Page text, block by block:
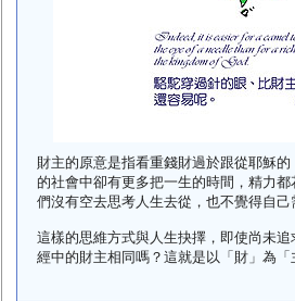
財主的原意是指看重錢財過於跟從耶穌
的社會中卻有更多把一生的時間，精力
們沒有空去思考人生去從，也不覺得自己
這樣的思維方式與人生抉擇，即使尚未
經中的財主相同嗎？這就是以「財」為「